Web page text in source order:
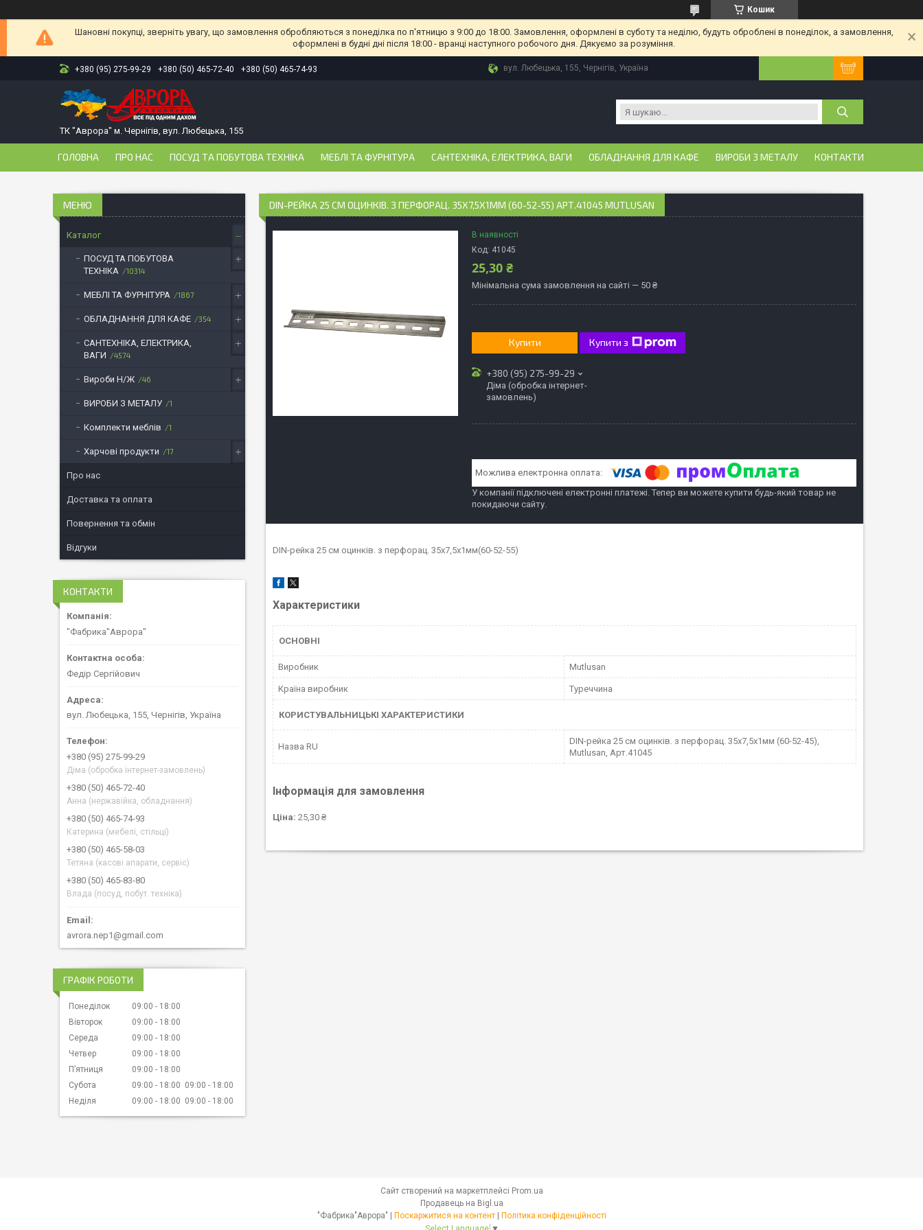
Кошик
Шановні покупці, зверніть увагу, що замовлення обробляються з понеділка по п'ятницю з 9:00 до 18:00. Замовлення, оформлені в суботу та неділю, будуть оброблені в понеділок, а замовлення,
оформлені в будні дні після 18:00 - вранці наступного робочого дня. Дякуємо за розуміння.
+380 (95) 275-99-29 +380 (50) 465-72-40 +380 (50) 465-74-93 вул. Любецька, 155, Чернігів, Україна
ТК "Аврора" м. Чернігів, вул. Любецька, 155
ГОЛОВНА ПРО НАС ПОСУД ТА ПОБУТОВА ТЕХНІКА МЕБЛІ ТА ФУРНІТУРА САНТЕХНІКА, ЕЛЕКТРИКА, ВАГИ ОБЛАДНАННЯ ДЛЯ КАФЕ ВИРОБИ З МЕТАЛУ КОНТАКТИ
DIN-РЕЙКА 25 СМ ОЦИНКІВ. З ПЕРФОРАЦ. 35Х7,5Х1ММ (60-52-55) АРТ.41045 MUTLUSAN
В наявності
Код: 41045
25,30 ₴
Мінімальна сума замовлення на сайті — 50 ₴
Купити Купити з
+380 (95) 275-99-29
Діма (обробка інтернет-
замовлень)
У компанії підключені електронні платежі. Тепер ви можете купити будь-який товар не
покидаючи сайту.
DIN-рейка 25 см оцинків. з перфорац. 35х7,5х1мм(60-52-55)
Характеристики
ОСНОВНІ
Виробник Mutlusan
Країна виробник Туреччина
КОРИСТУВАЛЬНИЦЬКІ ХАРАКТЕРИСТИКИ
Назва RU
DIN-рейка 25 см оцинків. з перфорац. 35х7,5х1мм (60-52-45),
Mutlusan, Арт.41045
Інформація для замовлення
Ціна: 25,30 ₴
Каталог
ПОСУД ТА ПОБУТОВА
ТЕХНІКА
10314
МЕБЛІ ТА ФУРНІТУРА 1867
ОБЛАДНАННЯ ДЛЯ КАФЕ 354
САНТЕХНІКА, ЕЛЕКТРИКА,
ВАГИ
4574
Вироби Н/Ж 46
ВИРОБИ З МЕТАЛУ 1
Комплекти меблів 1
Харчові продукти 17
Про нас
Доставка та оплата
Повернення та обмін
Відгуки
КОНТАКТИ
"Фабрика"Аврора"
Федір Сергійович
вул. Любецька, 155, Чернігів, Україна
+380 (95) 275-99-29
Діма (обробка інтернет-замовлень)
+380 (50) 465-72-40
Анна (нержавійка, обладнання)
+380 (50) 465-74-93
Катерина (мебелі, стільці)
+380 (50) 465-58-03
Тетяна (касові апарати, сервіс)
+380 (50) 465-83-80
Влада (посуд, побут. техніка)
avrora.nep1@gmail.com
ГРАФІК РОБОТИ
Понеділок 09:00
18:00
Вівторок
09:00
18:00
Середа
09:00
18:00
Четвер
09:00
18:00
Пʼятниця
09:00
18:00
Субота
09:00 18:00 09:00
18:00
Неділя
09:00 18:00 09:00 18:00
Сайт створений на маркетплейсі Prom.ua
Продавець на Bigl.ua
Поскаржитися на контент
Політика конфіденційності